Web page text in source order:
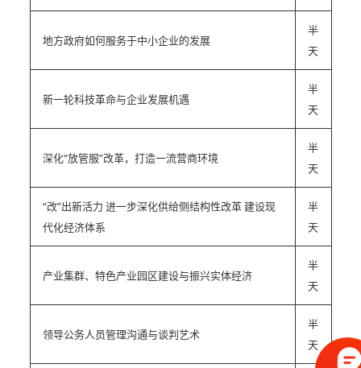
地方政府如何服务于中小企业的发展
半
天
新一轮科技革命与企业发展机遇
半
天
深化“放管服”改革，打造一流营商环境
半
天
“改”出新活力 进一步深化供给侧结构性改革 建设现
代化经济体系
半
天
产业集群、特色产业园区建设与振兴实体经济
半
天
领导公务人员管理沟通与谈判艺术
半
天